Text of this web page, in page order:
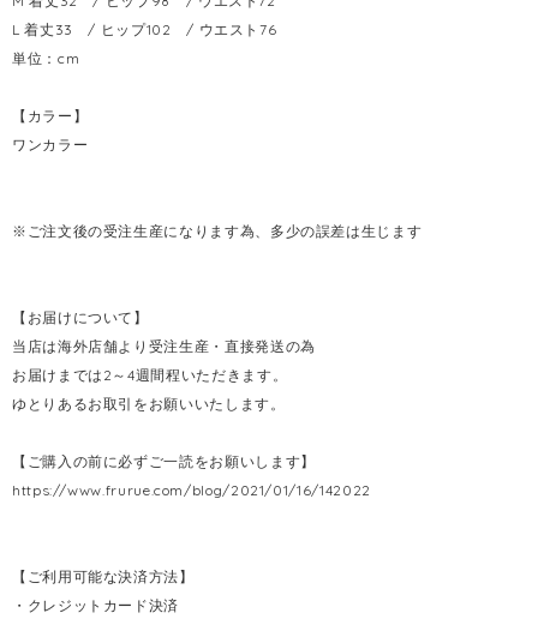
L 着丈33 / ヒップ102 / ウエスト76
単位：cm
【カラー】
ワンカラー
※ご注文後の受注生産になります為、多少の誤差は生じます
【お届けについて】
当店は海外店舗より受注生産・直接発送の為
お届けまでは2～4週間程いただきます。
ゆとりあるお取引をお願いいたします。
【ご購入の前に必ずご一読をお願いします】
https://www.frurue.com/blog/2021/01/16/142022
【ご利用可能な決済方法】
・クレジットカード決済